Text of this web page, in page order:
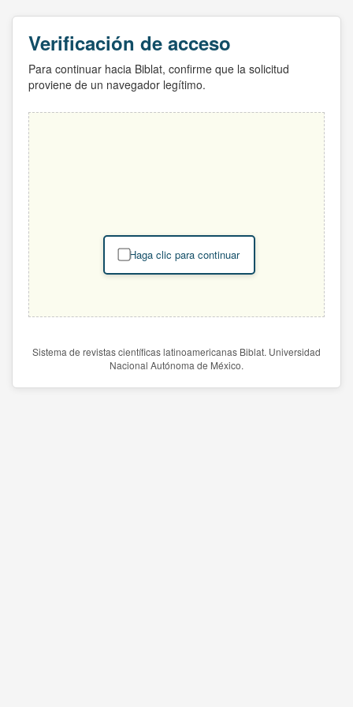
Verificación de acceso
Para continuar hacia Biblat, confirme que la solicitud
proviene de un navegador legítimo.
Haga clic para continuar
Sistema de revistas científicas latinoamericanas Biblat. Universidad
Nacional Autónoma de México.